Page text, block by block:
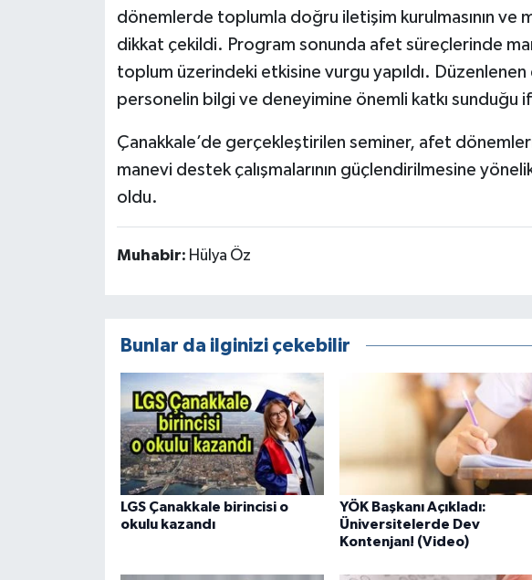
dönemlerde toplumla doğru iletişim kurulmasının ve
dikkat çekildi. Program sonunda afet süreçlerinde
toplum üzerindeki etkisine vurgu yapıldı.
personelin bilgi ve deneyimine önemli katkı sunduğu
Çanakkale’de gerçekleştirilen seminer, afet
manevi destek çalışmalarının güçlendirilmesine
oldu.
Muhabir: Hülya Öz
Bunlar da ilginizi çekebilir
LGS Çanakkale birincisi o
okulu kazandı
YÖK Başkanı Açıkladı:
Üniversitelerde Dev
Kontenjan! (Video)